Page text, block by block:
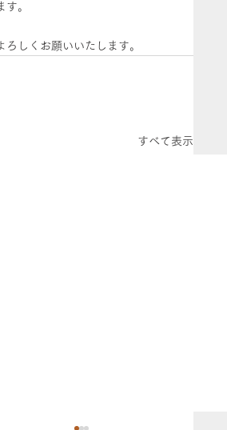
す。
ろしくお願いいたします。
すべて表示